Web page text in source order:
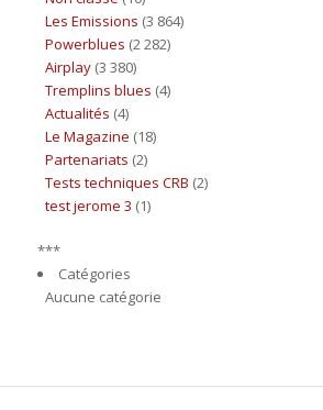
Les Emissions (3 864)
Powerblues (2 282)
Airplay(3 380)
Tremplins blues (4)
Actualités (4)
Le Magazine (18)
Partenariats (2)
Tests techniques CRB (2)
test jerome 3 (1)
***
Catégories
Aucune catégorie